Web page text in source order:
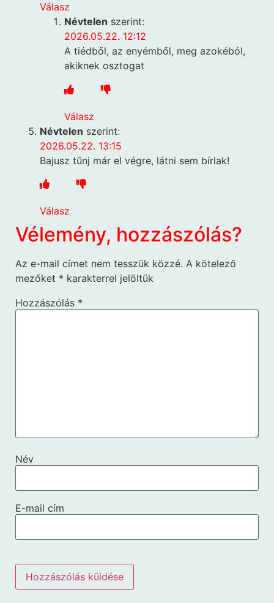
Válasz
Névtelen szerint:
2026.05.22. 12:12
A tiédből, az enyémből, meg azokéból,
akiknek osztogat
Válasz
Névtelen szerint:
2026.05.22. 13:15
Bajusz tűnj már el végre, látni sem bírlak!
Válasz
Vélemény, hozzászólás?
Az e-mail címet nem tesszük közzé. A kötelező
mezőket * karakterrel jelöltük
Hozzászólás *
Név
E-mail cím